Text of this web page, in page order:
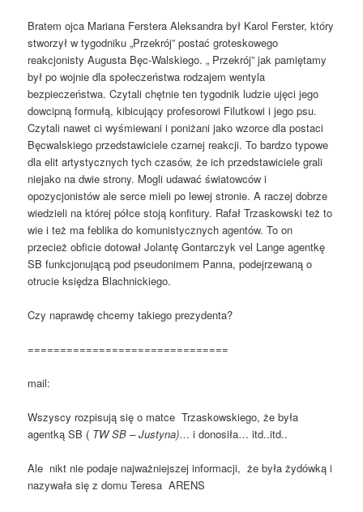
Bratem ojca Mariana Ferstera Aleksandra był Karol Ferster, który
stworzył w tygodniku „Przekrój” postać groteskowego
reakcjonisty Augusta Bęc-Walskiego. „ Przekrój” jak pamiętamy
był po wojnie dla społeczeństwa rodzajem wentyla
bezpieczeństwa. Czytali chętnie ten tygodnik ludzie ujęci jego
dowcipną formułą, kibicujący profesorowi Filutkowi i jego psu.
Czytali nawet ci wyśmiewani i poniżani jako wzorce dla postaci
Bęcwalskiego przedstawiciele czarnej reakcji. To bardzo typowe
dla elit artystycznych tych czasów, że ich przedstawiciele grali
niejako na dwie strony. Mogli udawać światowców i
opozycjonistów ale serce mieli po lewej stronie. A raczej dobrze
wiedzieli na której półce stoją konfitury. Rafał Trzaskowski też to
wie i też ma feblika do komunistycznych agentów. To on
przecież obficie dotował Jolantę Gontarczyk vel Lange agentkę
SB funkcjonującą pod pseudonimem Panna, podejrzewaną o
otrucie księdza Blachnickiego.
Czy naprawdę chcemy takiego prezydenta?
===============================
mail:
Wszyscy rozpisują się o matce Trzaskowskiego, że była
agentką SB ( TW SB – Justyna)… i donosiła… itd..itd..
Ale nikt nie podaje najważniejszej informacji, że była żydówką i
nazywała się z domu Teresa ARENS